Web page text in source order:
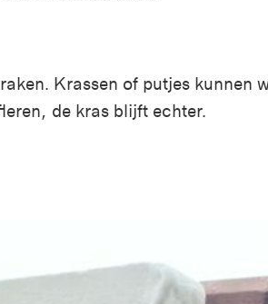
Krassen of putjes kunnen
de kras blijft echter.